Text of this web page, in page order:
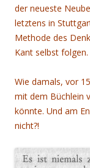
der neueste
letztens in
Methode des
Kant selbst folgen.
Wie damals, vor
mit dem Büchlein
könnte. Und am
nicht?!